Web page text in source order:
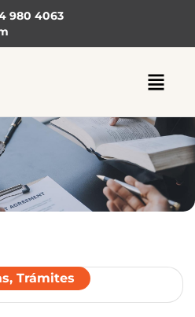
980 4063
, Trámites